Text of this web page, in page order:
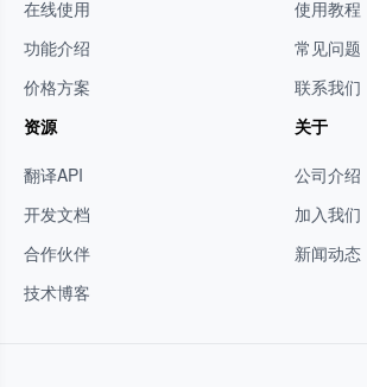
在线使用
功能介绍
价格方案
使用教程
常见问题
联系我们
资源
翻译API
开发文档
合作伙伴
技术博客
关于
公司介绍
加入我们
新闻动态